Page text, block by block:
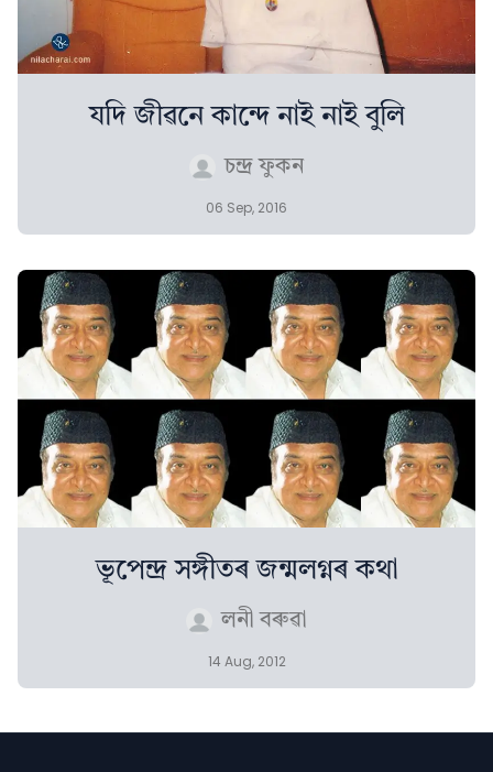
যদি জীৱনে কান্দে নাই নাই বুলি
চন্দ্ৰ ফুকন
06 Sep, 2016
ভূপেন্দ্ৰ সঙ্গীতৰ জন্মলগ্নৰ কথা
লনী বৰুৱা
14 Aug, 2012